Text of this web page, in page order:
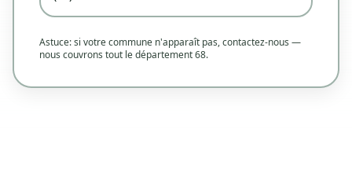
Astuce: si votre commune n'apparaît pas, contactez-nous —
nous couvrons tout le département 68.